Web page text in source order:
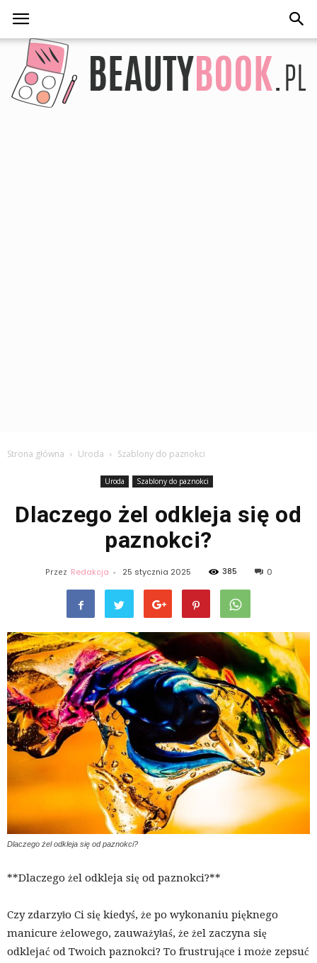
Strona główna Uroda Szablony do paznokci
Uroda Szablony do paznokci
Dlaczego żel odkleja się od
paznokci?
Przez Redakcja - 25 stycznia 2025 385 0
Dlaczego żel odkleja się od paznokci?
**Dlaczego żel odkleja się od paznokci?**
Czy zdarzyło Ci się kiedyś, że po wykonaniu pięknego
manicure żelowego, zauważyłaś, że żel zaczyna się
odklejać od Twoich paznokci? To frustrujące i może zepsuć